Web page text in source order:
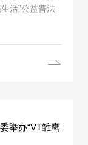
活”公益普法
举办“VT雏鹰